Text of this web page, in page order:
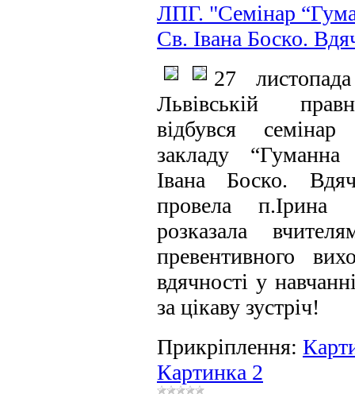
ЛПГ. "Cемінар
Св. Івана Боско.
27
Львівській
відбувся
закладу “Гуманна
Івана Боско.
провела
розказала
превентивного
вдячності у
за цікаву зустріч!
Прикріплення:
Картинка 2